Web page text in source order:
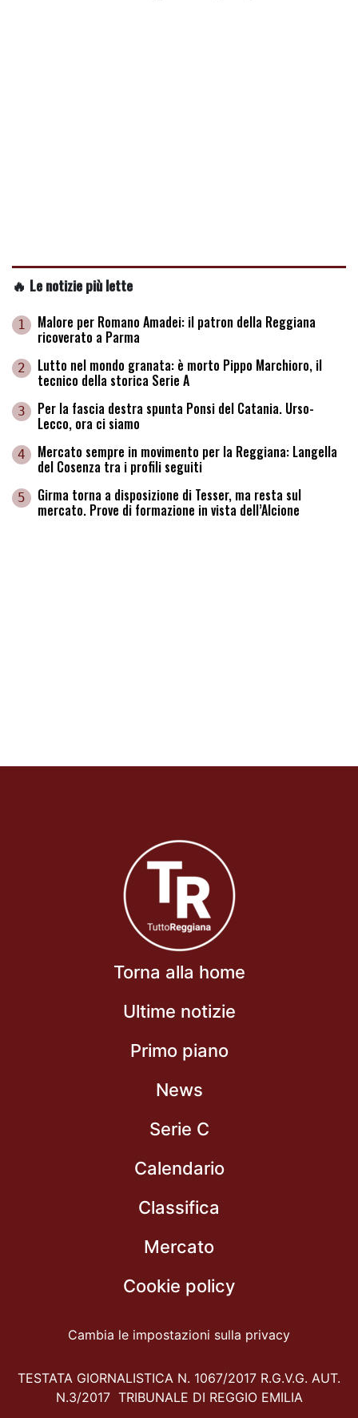
🔥 Le notizie più lette
1 Malore per Romano Amadei: il patron della Reggiana
ricoverato a Parma
2 Lutto nel mondo granata: è morto Pippo Marchioro, il
tecnico della storica Serie A
3 Per la fascia destra spunta Ponsi del Catania. Urso-
Lecco, ora ci siamo
4 Mercato sempre in movimento per la Reggiana: Langella
del Cosenza tra i profili seguiti
5 Girma torna a disposizione di Tesser, ma resta sul
mercato. Prove di formazione in vista dell’Alcione
Torna alla home
Ultime notizie
Primo piano
News
Serie C
Calendario
Classifica
Mercato
Cookie policy
Cambia le impostazioni sulla privacy
TESTATA GIORNALISTICA N. 1067/2017 R.G.V.G. AUT.
N.3/2017 TRIBUNALE DI REGGIO EMILIA